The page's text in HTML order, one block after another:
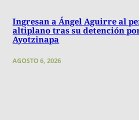
Ingresan a Ángel Aguirre al
altiplano tras su detención
Ayotzinapa
AGOSTO 6, 2026